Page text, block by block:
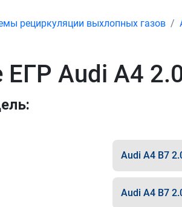
рециркуляции выхлопных газов
Audi A4
Audi A4 B7
Audi A4 B7